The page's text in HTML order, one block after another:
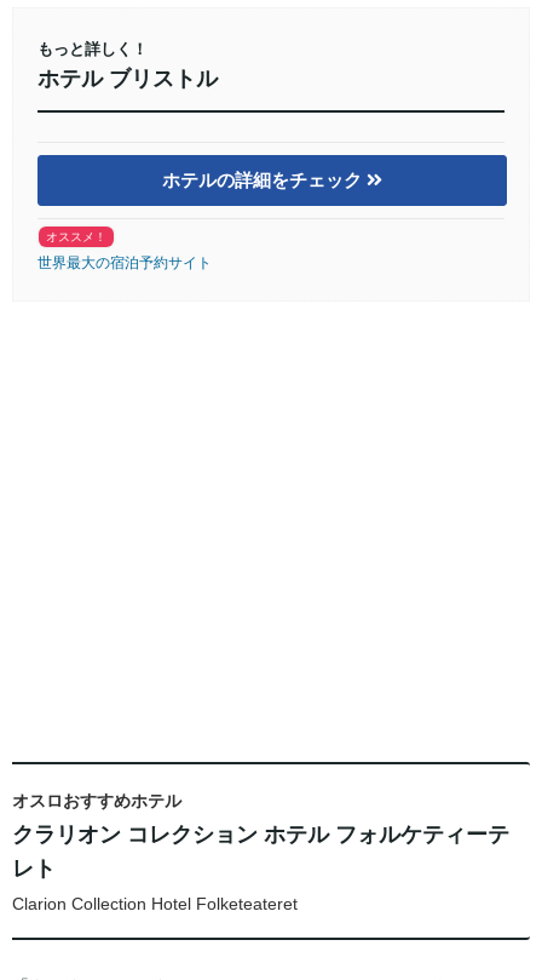
もっと詳しく！
ホテル ブリストル
ホテルの詳細をチェック
オススメ！
世界最大の宿泊予約サイト
オスロおすすめホテル
クラリオン コレクション ホテル フォルケティーテ
レト
Clarion Collection Hotel Folketeateret